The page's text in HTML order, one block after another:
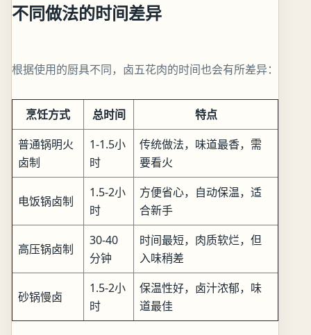
不同做法的时间差异
根据使用的厨具不同，卤五花肉的时间也会有所差异：
烹饪方式 总时间
特点
普通锅明火
卤制
1-1.5小
时
传统做法，味道最香，需
要看火
电饭锅卤制
1.5-2小
时
方便省心，自动保温，适
合新手
高压锅卤制
30-40
分钟
时间最短，肉质软烂，但
入味稍差
砂锅慢卤
1.5-2小
时
保温性好，卤汁浓郁，味
道最佳